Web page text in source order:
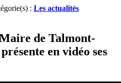
: Les actualités
de Talmont-
en vidéo ses